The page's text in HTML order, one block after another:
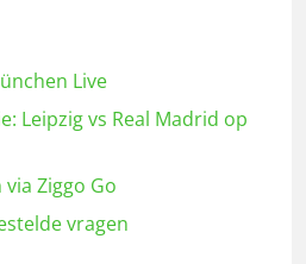
Live
Leipzig vs Real Madrid op
Ziggo Go
vragen